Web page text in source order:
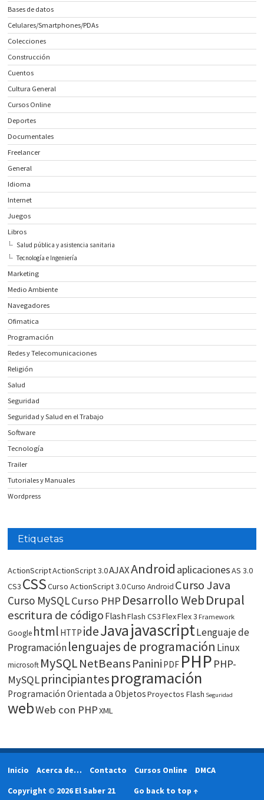
Bases de datos
Celulares/Smartphones/PDAs
Colecciones
Construcción
Cuentos
Cultura General
Cursos Online
Deportes
Documentales
Freelancer
General
Idioma
Internet
Juegos
Libros
Salud pública y asistencia sanitaria
Tecnología e Ingeniería
Marketing
Medio Ambiente
Navegadores
Ofimatica
Programación
Redes y Telecomunicaciones
Religión
Salud
Seguridad
Seguridad y Salud en el Trabajo
Software
Tecnología
Trailer
Tutoriales y Manuales
Wordpress
Etiquetas
ActionScriptActionScript 3.0AJAXAndroid aplicacionesAS 3.0
CS3 CSSCurso ActionScript 3.0Curso Android Curso Java
Curso MySQLCurso PHP Desarrollo WebDrupal
escritura de código FlashFlash CS3FlexFlex 3 Framework
Google html HTTP ideJavajavascriptLenguaje de
Programaciónlenguajes de programación Linux
microsoft MySQLNetBeans Panini PDF PHP PHP-
MySQLprincipiantesprogramación
Programación Orientada a ObjetosProyectos Flash Seguridad
webWeb con PHPXML
Inicio Acerca de… Contacto Cursos Online
DMCA
Copyright © 2026 El Saber 21
Go back to top ↑